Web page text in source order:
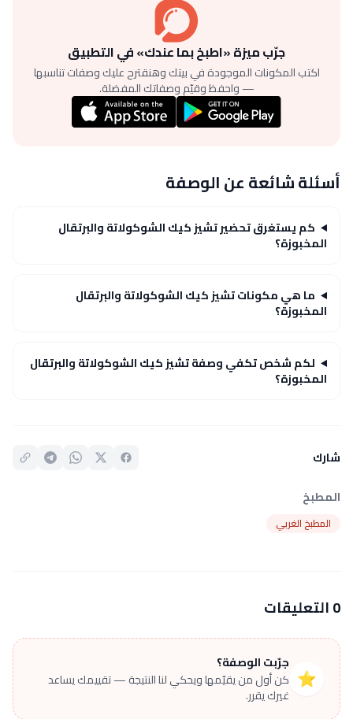
جرّب ميزة «اطبخ بما عندك» في التطبيق
اكتب المكونات الموجودة في بيتك وهنقترح عليك وصفات تناسبها
— واحفظ وقيّم وصفاتك المفضلة.
أسئلة شائعة عن الوصفة
كم يستغرق تحضير تشيز كيك الشوكولاتة والبرتقال
المخبوزة؟
ما هي مكونات تشيز كيك الشوكولاتة والبرتقال
المخبوزة؟
لكم شخص تكفي وصفة تشيز كيك الشوكولاتة والبرتقال
المخبوزة؟
شارك
المطبخ
المطبخ الغربي
0 التعليقات
⭐
جرّبت الوصفة؟
كن أول من يقيّمها ويحكي لنا النتيجة — تقييمك يساعد
غيرك يقرر.